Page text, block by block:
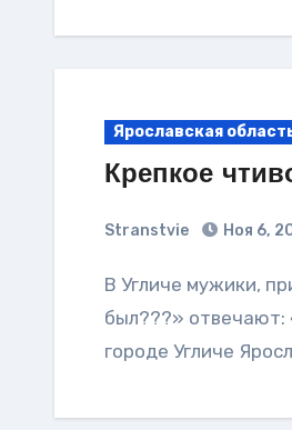
Ярославская
Крепкое
Stranstvie Ноя 6,
В Угличе мужики, приползая домой в стельку пьяными, на грозный вопрос жены «Ты где
был???» отвечают:
городе Угличе